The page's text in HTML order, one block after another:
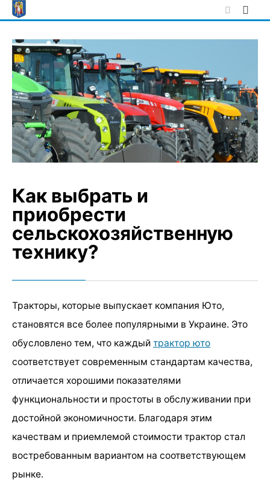
Skip
to
Как выбрать и
приобрести
сельскохозяйственную
технику?
Тракторы, которые выпускает компания Юто,
становятся все более популярными в Украине. Это
обусловлено тем, что каждый трактор юто
соответствует современным стандартам качества,
отличается хорошими показателями
функциональности и простоты в обслуживании при
достойной экономичности. Благодаря этим
качествам и приемлемой стоимости трактор стал
востребованным вариантом на соответствующем
рынке.